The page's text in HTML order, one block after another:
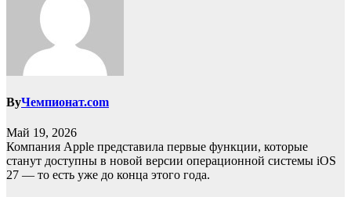
ByЧемпионат.com
Май 19, 2026
Компания Apple представила первые функции, которые
станут доступны в новой версии операционной системы iOS
27 — то есть уже до конца этого года.